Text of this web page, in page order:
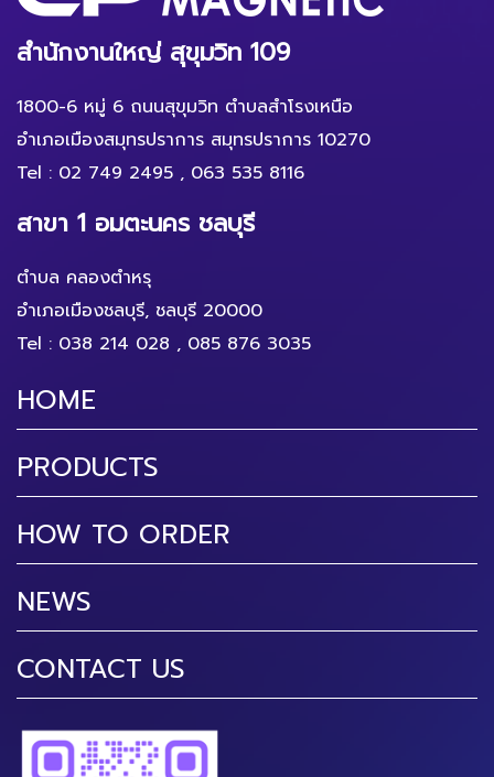
สำนักงานใหญ่ สุขุมวิท 109
1800-6 หมู่ 6 ถนนสุขุมวิท ตำบลสำโรงเหนือ
อำเภอเมืองสมุทรปราการ สมุทรปราการ 10270
Tel : 02 749 2495 , 063 535 8116
สาขา 1 อมตะนคร ชลบุรี
ตำบล คลองตำหรุ
อำเภอเมืองชลบุรี, ชลบุรี 20000
Tel : 038 214 028 , 085 876 3035
HOME
PRODUCTS
HOW TO ORDER
NEWS
CONTACT US